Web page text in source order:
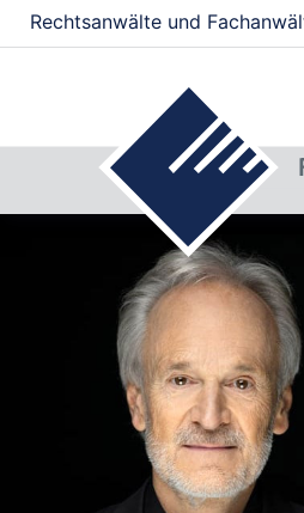
Rechtsanwälte und